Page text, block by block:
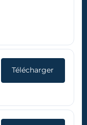
Télécharger